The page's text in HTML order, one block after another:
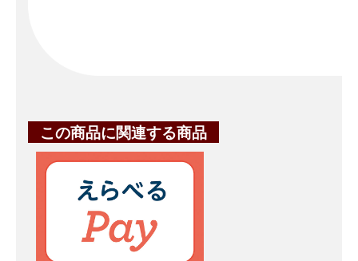
この商品に関連する商品